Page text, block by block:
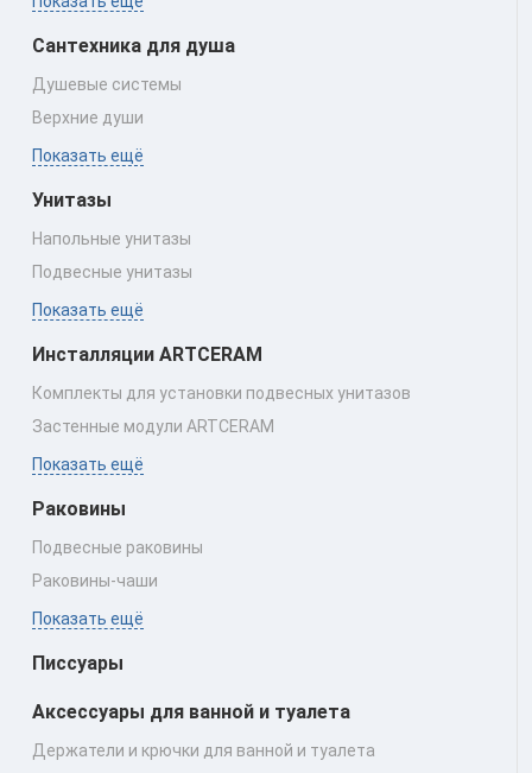
Сантехника для душа
Душевые системы
Верхние души
Показать ещё
Унитазы
Напольные унитазы
Подвесные унитазы
Показать ещё
Инсталляции ARTCERAM
Комплекты для установки подвесных унитазов
Застенные модули ARTCERAM
Показать ещё
Раковины
Подвесные раковины
Раковины‑чаши
Показать ещё
Писсуары
Аксессуары для ванной и туалета
Держатели и крючки для ванной и туалета